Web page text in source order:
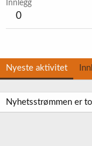
Innlegg
0
Nyeste aktivitet
Nyhetsstrømmen er